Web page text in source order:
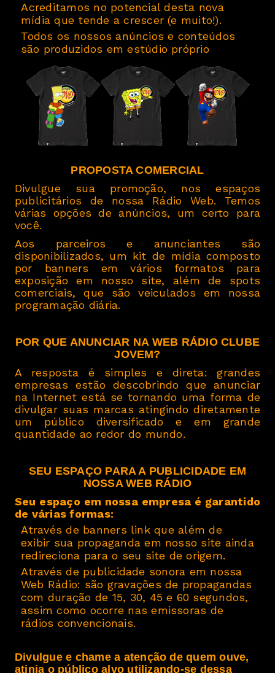
Acreditamos no potencial desta nova
mídia que tende a crescer (e muito!).
Todos os nossos anúncios e conteúdos
são produzidos em estúdio próprio
PROPOSTA COMERCIAL
Divulgue sua promoção, nos espaços
publicitários de nossa Rádio Web. Temos
várias opções de anúncios, um certo para
você.
Aos parceiros e anunciantes são
disponibilizados, um kit de mídia composto
por banners em vários formatos para
exposição em nosso site, além de spots
comerciais, que são veiculados em nossa
programação diária.
POR QUE ANUNCIAR NA WEB RÁDIO CLUBE
JOVEM?
A resposta é simples e direta: grandes
empresas estão descobrindo que anunciar
na Internet está se tornando uma forma de
divulgar suas marcas atingindo diretamente
um público diversificado e em grande
quantidade ao redor do mundo.
SEU ESPAÇO PARA A PUBLICIDADE EM
NOSSA WEB RÁDIO
Seu espaço em nossa empresa é garantido
de várias formas:
Através de banners link que além de
exibir sua propaganda em nosso site ainda
redireciona para o seu site de origem.
Através de publicidade sonora em nossa
Web Rádio: são gravações de propagandas
com duração de 15, 30, 45 e 60 segundos,
assim como ocorre nas emissoras de
rádios convencionais.
Divulgue e chame a atenção de quem ouve,
atinja o público alvo utilizando-se dessa